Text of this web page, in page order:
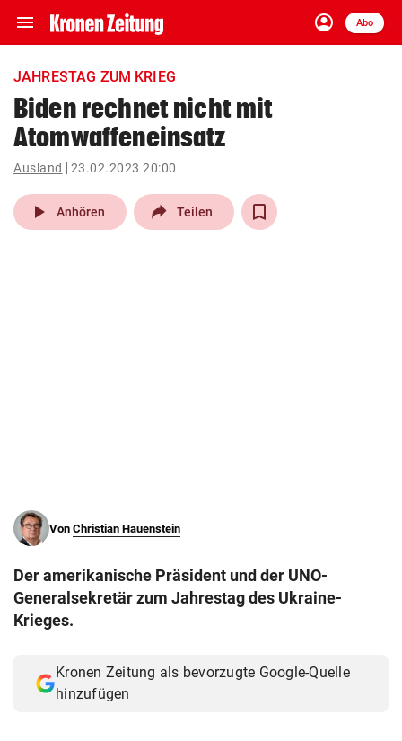
menu Navigation
ein-/ausklappen
account_circle
Anmelden
Abo
close Schließen
account_circle Anmelden
pin_drop
Wien arrow_right
JAHRESTAG ZUM KRIEG
Biden rechnet nicht mit
Atomwaffeneinsatz
Ausland 23.02.2023 20:00
play_arrow Anhören Teilen
Von Christian Hauenstein
Der amerikanische Präsident und der UNO-
Generalsekretär zum Jahrestag des Ukraine-
Krieges.
Kronen Zeitung als bevorzugte Google-Quelle
hinzufügen